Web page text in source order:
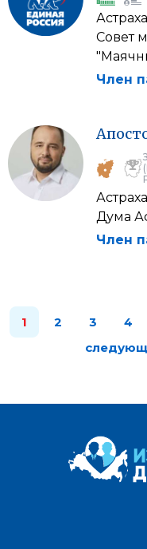
Совет
Член
Дума
Член
1 2 3 4